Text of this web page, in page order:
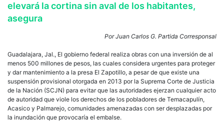
elevará la cortina sin aval de los habitantes,
asegura
Por Juan Carlos G. Partida Corresponsal
Guadalajara, Jal., El gobierno federal realiza obras con una inversión de al
menos 500 millones de pesos, las cuales considera urgentes para proteger
y dar mantenimiento a la presa El Zapotillo, a pesar de que existe una
suspensión provisional otorgada en 2013 por la Suprema Corte de Justicia
de la Nación (SCJN) para evitar que las autoridades ejerzan cualquier acto
de autoridad que viole los derechos de los pobladores de Temacapulín,
Acasico y Palmarejo, comunidades amenazadas con ser desplazadas por
la inundación que provocaría el embalse.